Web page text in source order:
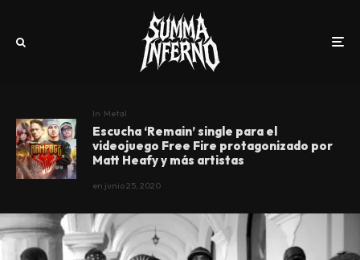
In Metal
Escucha ‘Remain’ single para el
videojuego Free Fire protagonizado por
Matt Heafy y más artistas
en junio 25, 2020